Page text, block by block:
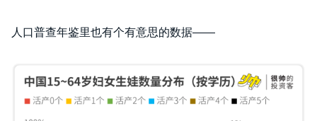
人口普查年鉴里也有个有意思的数据——